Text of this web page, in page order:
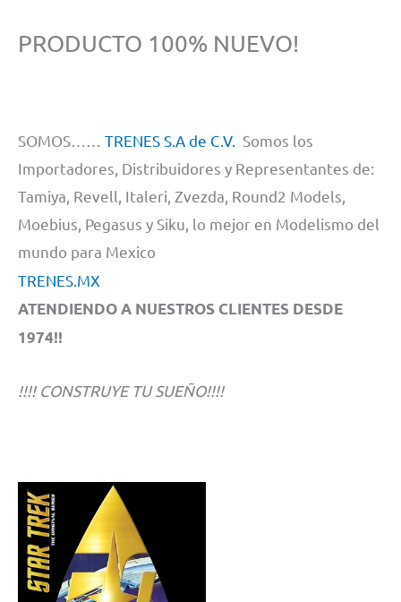
PRODUCTO 100% NUEVO!
SOMOS…… TRENES S.A de C.V. Somos los
Importadores, Distribuidores y Representantes de:
Tamiya, Revell, Italeri, Zvezda, Round2 Models,
Moebius, Pegasus y Siku, lo mejor en Modelismo del
mundo para Mexico
TRENES.MX
ATENDIENDO A NUESTROS CLIENTES DESDE
1974!!
!!!! CONSTRUYE TU SUEÑO!!!!